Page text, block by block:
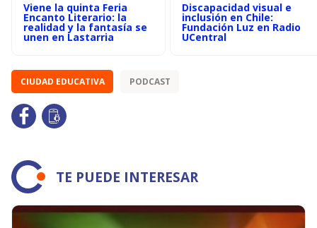
Viene la quinta Feria
Encanto Literario: la
realidad y la fantasía se
unen en Lastarria
Discapacidad visual e
inclusión en Chile:
Fundación Luz en Radio
UCentral
CIUDAD EDUCATIVA PODCAST
TE PUEDE INTERESAR